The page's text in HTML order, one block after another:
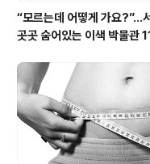
“모르는데 어떻게 가요?”...
곳곳 숨어있는 이색 박물관